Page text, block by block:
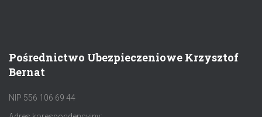
Pośrednictwo Ubezpieczeniowe Krzysztof
Bernat
NIP 556 106 69 44